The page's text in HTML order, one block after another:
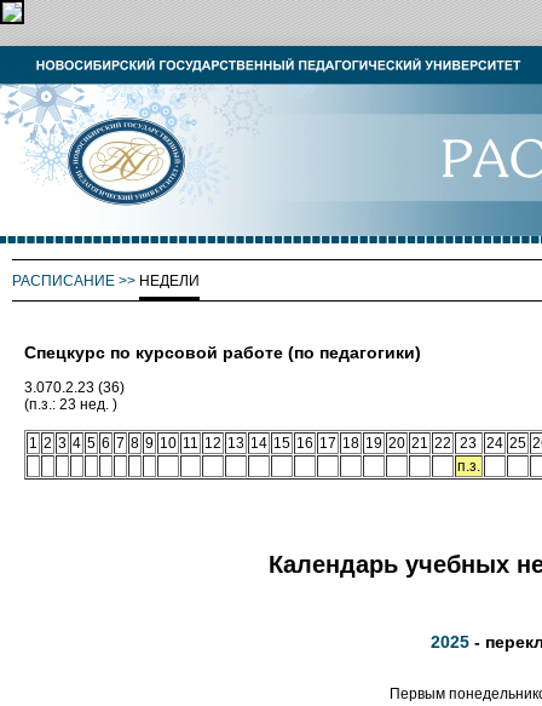
РАСПИСАНИЕ >> НЕДЕЛИ
Спецкурс по курсовой работе (по педагогики)
3.070.2.23 (36)
(п.з.: 23 нед. )
1 2 3 4 5 6 7 8 9 10 11 12 13 14 15 16 17 18 19 20 21 22 23 24 25
п.з.
Календарь учебных
2025 -
Первым